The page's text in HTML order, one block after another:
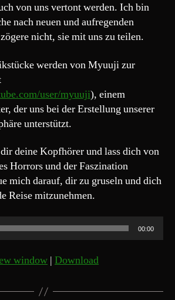
von uns vertont werden. Ich bin
nach neuen und aufregenden
nicht, sie mit uns zu teilen.
werden von Myuuji zur
user/myuuji), einem
der uns bei der Erstellung unserer
unterstützt.
deine Kopfhörer und lass dich von
Horrors und der Faszination
mich darauf, dir zu gruseln und dich
Reise mitzunehmen.
00:00
window | Download